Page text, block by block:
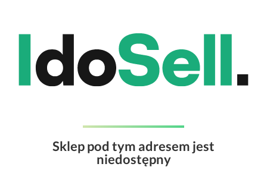
Sklep pod tym adresem jest
niedostępny